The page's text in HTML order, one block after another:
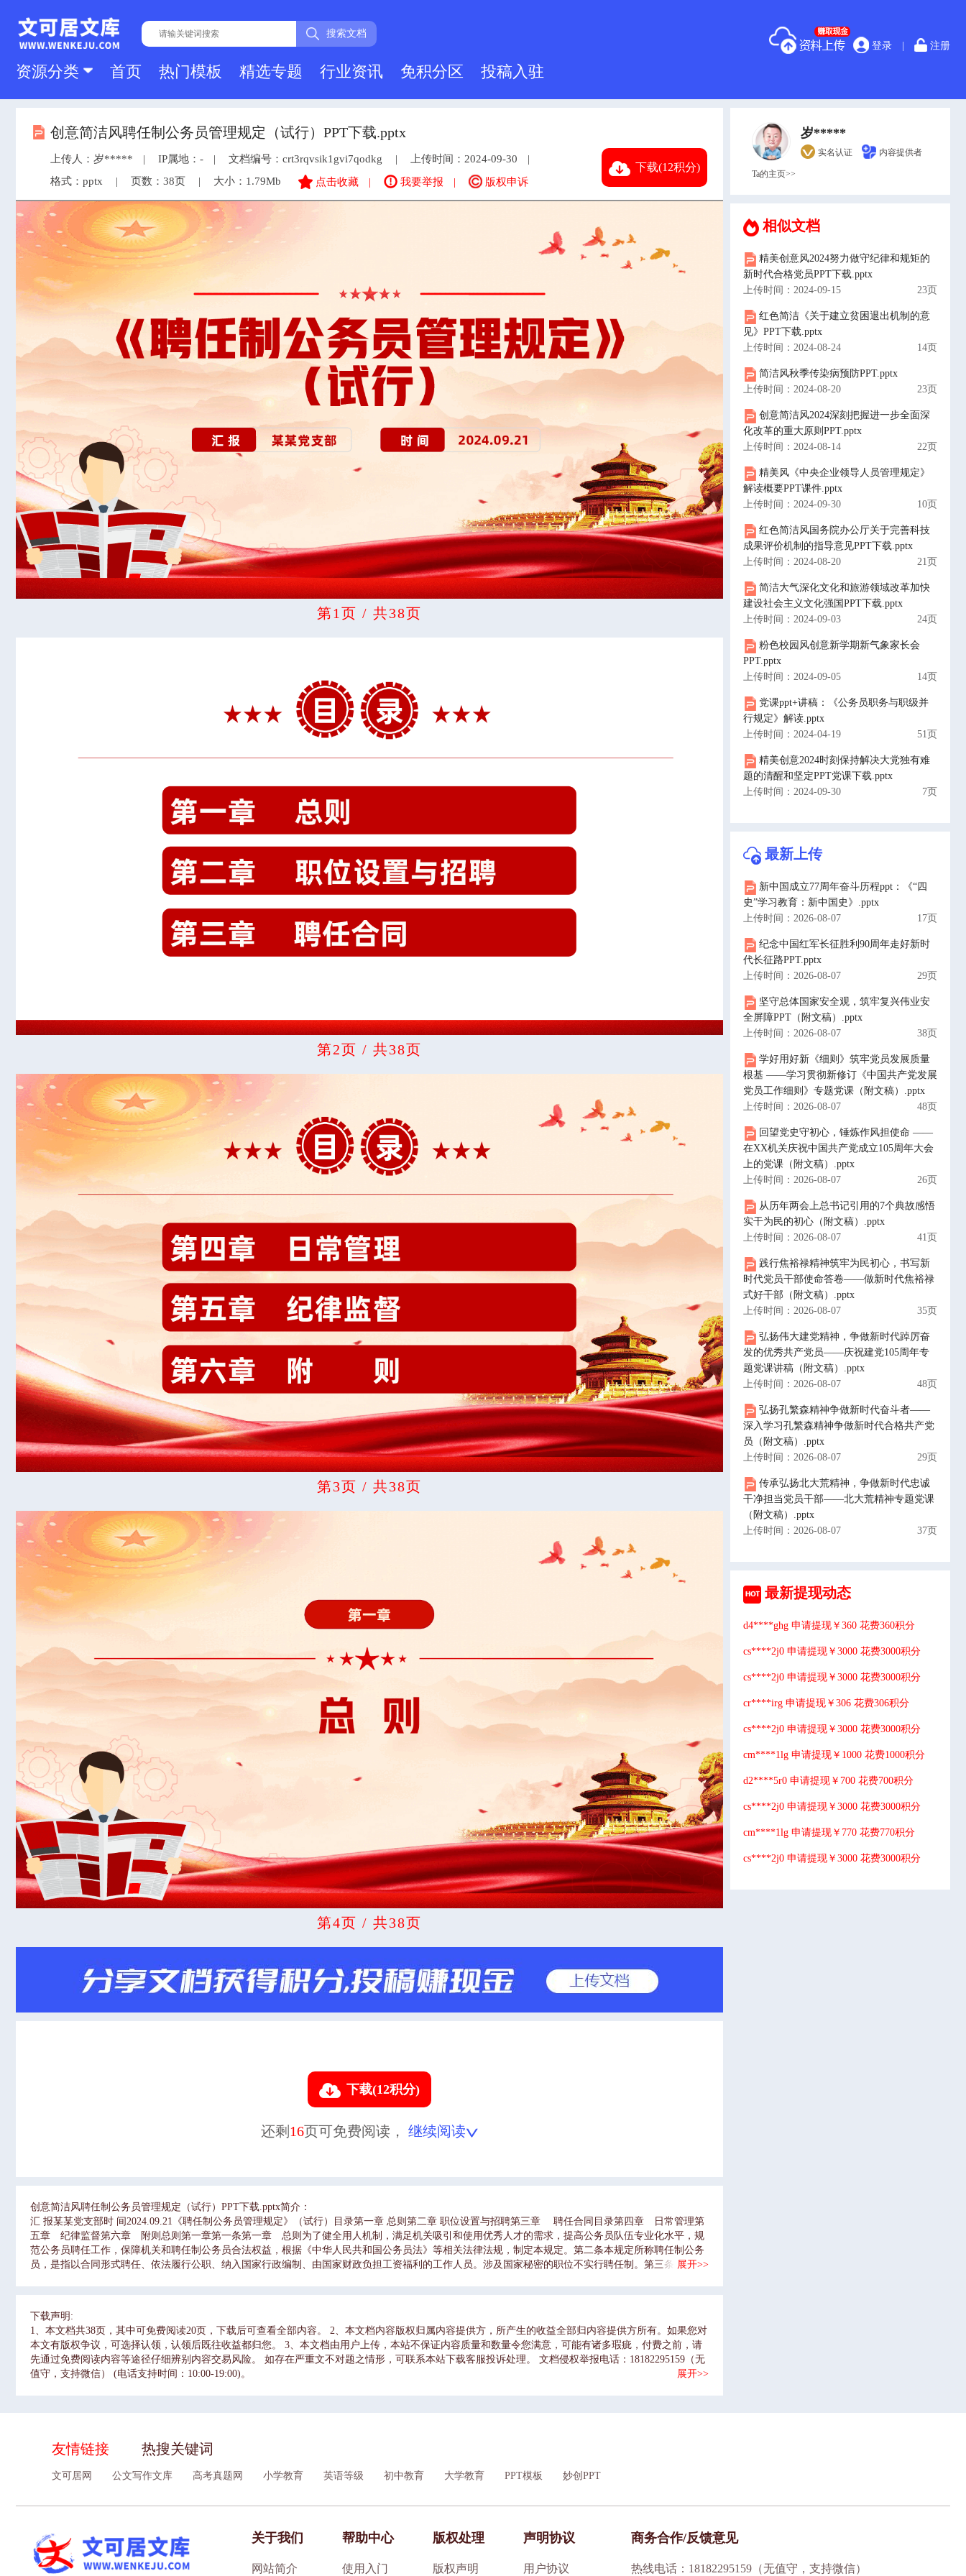
搜索文档
资源分类 首页 热门模板 精选专题 行业资讯 免积分区 投稿入驻
登录 | 注册
创意简洁风聘任制公务员管理规定（试行）PPT下载.pptx
上传人：岁***** IP属地：- 文档编号：crt3rqvsik1gvi7qodkg
上传时间：2024-09-30
格式：pptx
页数：38页 大小：1.79Mb 点击收藏 我要举报 版权申诉
下载(12积分)
第1页 / 共38页
第2页 / 共38页
第3页 / 共38页
第4页 / 共38页
下载(12积分)
还剩 16页可免费阅读， 继续阅读
创意简洁风聘任制公务员管理规定（试行）PPT下载.pptx简介：
汇 报某某党支部时 间2024.09.21《聘任制公务员管理规定》（试行）目录第一章 总则第二章 职位设置与招聘第三章 聘任合同目录第四章 日常管理第
五章 纪律监督第六章 附则总则第一章第一条第一章 总则为了健全用人机制，满足机关吸引和使用优秀人才的需求，提高公务员队伍专业化水平，规
范公务员聘任工作，保障机关和聘任制公务员合法权益，根据《中华人民共和国公务员法》等相关法律法规，制定本规定。第二条本规定所称聘任制公务
员，是指以合同形式聘任、依法履行公职、纳入国家行政编制、由国家财政负担工资福利的工作人员。涉及国家秘密的职位不实行聘任制。第三条第一
公务员管理工作。各级公务员主管部门指导同级机关的聘任制公务员管理工作。职位设置与招聘第二章第五条第二章 职位设置与招聘机关聘任公务员，
主要面向专业性较强的职位，确有特殊需要的，也可以面向辅助性职位。聘任为领导职务的，
展开>>
下载声明:
1、本文档共38页，其中可免费阅读20页，下载后可查看全部内容。 2、本文档内容版权归属内容提供方，所产生的收益全部归内容提供方所有。如果您对
本文有版权争议，可选择认领，认领后既往收益都归您。 3、本文档由用户上传，本站不保证内容质量和数量令您满意，可能有诸多瑕疵，付费之前，请
先通过免费阅读内容等途径仔细辨别内容交易风险。 如存在严重文不对题之情形，可联系本站下载客服投诉处理。 文档侵权举报电话：18182295159（无
值守，支持微信） (电话支持时间：10:00-19:00)。
展开>>
岁*****
实名认证 内容提供者
Ta的主页>>
相似文档
精美创意风2024努力做守纪律和规矩的
新时代合格党员PPT下载.pptx
上传时间：2024-09-15
23页
红色简洁《关于建立贫困退出机制的意
见》PPT下载.pptx
上传时间：2024-08-24
14页
简洁风秋季传染病预防PPT.pptx
上传时间：2024-08-20
23页
创意简洁风2024深刻把握进一步全面深
化改革的重大原则PPT.pptx
上传时间：2024-08-14
22页
精美风《中央企业领导人员管理规定》
解读概要PPT课件.pptx
上传时间：2024-09-30
10页
红色简洁风国务院办公厅关于完善科技
成果评价机制的指导意见PPT下载.pptx
上传时间：2024-08-20
21页
简洁大气深化文化和旅游领域改革加快
建设社会主义文化强国PPT下载.pptx
上传时间：2024-09-03
24页
粉色校园风创意新学期新气象家长会
PPT.pptx
上传时间：2024-09-05
14页
党课ppt+讲稿：《公务员职务与职级并
行规定》解读.pptx
上传时间：2024-04-19
51页
精美创意2024时刻保持解决大党独有难
题的清醒和坚定PPT党课下载.pptx
上传时间：2024-09-30
7页
最新上传
新中国成立77周年奋斗历程ppt：《“四
史”学习教育：新中国史》.pptx
上传时间：2026-08-07
17页
纪念中国红军长征胜利90周年走好新时
代长征路PPT.pptx
上传时间：2026-08-07
29页
坚守总体国家安全观，筑牢复兴伟业安
全屏障PPT（附文稿）.pptx
上传时间：2026-08-07
38页
学好用好新《细则》筑牢党员发展质量
根基 ——学习贯彻新修订《中国共产党发展
党员工作细则》专题党课（附文稿）.pptx
上传时间：2026-08-07
48页
回望党史守初心，锤炼作风担使命 ——
在XX机关庆祝中国共产党成立105周年大会
上的党课（附文稿）.pptx
上传时间：2026-08-07
26页
从历年两会上总书记引用的7个典故感悟
实干为民的初心（附文稿）.pptx
上传时间：2026-08-07
41页
践行焦裕禄精神筑牢为民初心，书写新
时代党员干部使命答卷——做新时代焦裕禄
式好干部（附文稿）.pptx
上传时间：2026-08-07
35页
弘扬伟大建党精神，争做新时代踔厉奋
发的优秀共产党员——庆祝建党105周年专
题党课讲稿（附文稿）.pptx
上传时间：2026-08-07
48页
弘扬孔繁森精神争做新时代奋斗者——
深入学习孔繁森精神争做新时代合格共产党
员（附文稿）.pptx
上传时间：2026-08-07
29页
传承弘扬北大荒精神，争做新时代忠诚
干净担当党员干部——北大荒精神专题党课
（附文稿）.pptx
上传时间：2026-08-07
37页
最新提现动态
d4****ghg 申请提现￥360 花费360积分
cs****2j0 申请提现￥3000 花费3000积分
cs****2j0 申请提现￥3000 花费3000积分
cr****irg 申请提现￥306 花费306积分
cs****2j0 申请提现￥3000 花费3000积分
cm****1lg 申请提现￥1000 花费1000积分
d2****5r0 申请提现￥700 花费700积分
cs****2j0 申请提现￥3000 花费3000积分
cm****1lg 申请提现￥770 花费770积分
cs****2j0 申请提现￥3000 花费3000积分
友情链接 热搜关键词
文可居网 公文写作文库 高考真题网 小学教育 英语等级 初中教育 大学教育 PPT模板 妙创PPT
关于我们
网站简介
帮助中心
使用入门
版权处理
版权声明
声明协议
用户协议
商务合作/反馈意见
热线电话：18182295159（无值守，支持微信）